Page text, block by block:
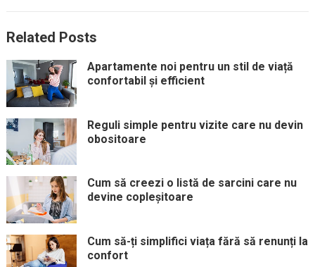
Related Posts
Apartamente noi pentru un stil de viață
confortabil și efficient
Reguli simple pentru vizite care nu devin
obositoare
Cum să creezi o listă de sarcini care nu
devine copleșitoare
Cum să-ți simplifici viața fără să renunți la
confort